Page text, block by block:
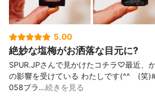
5.00
絶妙な塩梅がお洒落な目元に?
SPUR.JPさんで見かけたコチラ♡最近、
の影響を受けている わたしです(^^ゞ(笑
058ブラ…続きを見る